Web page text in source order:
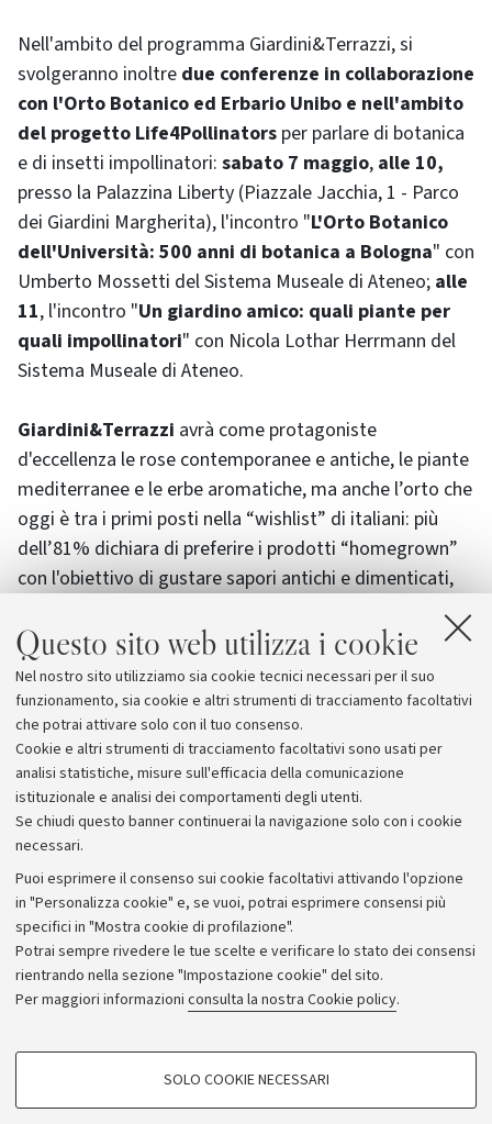
Questo sito web utilizza i cookie
Nel nostro sito utilizziamo sia cookie tecnici necessari per il suo
funzionamento, sia cookie e altri strumenti di tracciamento facoltativi
che potrai attivare solo con il tuo consenso.
Cookie e altri strumenti di tracciamento facoltativi sono usati per
analisi statistiche, misure sull'efficacia della comunicazione
istituzionale e analisi dei comportamenti degli utenti.
Se chiudi questo banner continuerai la navigazione solo con i cookie
necessari.
Puoi esprimere il consenso sui cookie facoltativi attivando l'opzione
in "Personalizza cookie" e, se vuoi, potrai esprimere consensi più
specifici in "Mostra cookie di profilazione".
Potrai sempre rivedere le tue scelte e verificare lo stato dei consensi
rientrando nella sezione "Impostazione cookie" del sito.
Per maggiori informazioni consulta la nostra Cookie policy.
COOKIE DI PROFILAZIONE - FACOLTATIVI
SOLO COOKIE NECESSARI
Nell'ambito del programma Giardini&Terrazzi, si
svolgeranno inoltre due conferenze in collaborazione
con l'Orto Botanico ed Erbario Unibo e nell'ambito
del progetto Life4Pollinators per parlare di botanica
e di insetti impollinatori: sabato 7 maggio, alle 10,
presso la Palazzina Liberty (Piazzale Jacchia, 1 - Parco
dei Giardini Margherita), l'incontro "L'Orto Botanico
dell'Università: 500 anni di botanica a Bologna" con
Umberto Mossetti del Sistema Museale di Ateneo; alle
11, l'incontro "Un giardino amico: quali piante per
quali impollinatori" con Nicola Lothar Herrmann del
Sistema Museale di Ateneo.
Giardini&Terrazzi avrà come protagoniste
d'eccellenza le rose contemporanee e antiche, le piante
mediterranee e le erbe aromatiche, ma anche l’orto che
oggi è tra i primi posti nella “wishlist” di italiani: più
dell’81% dichiara di preferire i prodotti “homegrown”
con l'obiettivo di gustare sapori antichi e dimenticati,
frutti coltivati senza l’uso di additivi chimici, in armonia
con l’ambiente e l’ecosistema.
Maggiori informazioni sul programma di
Giardini&Terrazzi
Archivio
Comunicati stampa
Redazione
Rassegna stampa